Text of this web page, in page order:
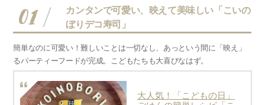
01
カンタンで可愛い、映えて美味しい「こいの
ぼりデコ寿司」
簡単なのに可愛い！難しいことは一切なし、あっという間に「映え」
るパーティーフードが完成。こどもたちも大喜びなはず。
大人気！「こどもの日」